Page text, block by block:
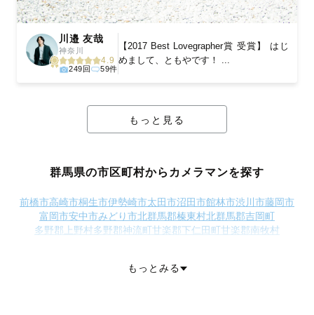
川邉 友哉
神奈川
4.9
249回 59件
【2017 Best Lovegrapher賞 受賞】 はじ
めまして、ともやです！ ...
もっと見る
群馬県の市区町村からカメラマンを探す
前橋市高崎市桐生市伊勢崎市太田市沼田市館林市渋川市藤岡市
富岡市安中市みどり市北群馬郡榛東村北群馬郡吉岡町
多野郡上野村多野郡神流町甘楽郡下仁田町甘楽郡南牧村
利根郡みなかみ町佐波郡玉村町
もっとみる